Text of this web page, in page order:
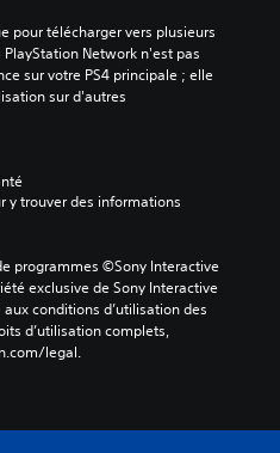
pour télécharger vers plusieurs
PlayStation Network n'est pas
sur votre PS4 principale ; elle
sur d'autres
programmes ©Sony Interactive
exclusive de Sony Interactive
conditions d’utilisation des
d’utilisation complets,
legal.